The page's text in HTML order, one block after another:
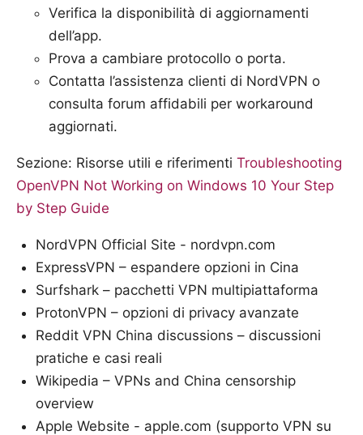
Verifica la disponibilità di aggiornamenti
dell’app.
Prova a cambiare protocollo o porta.
Contatta l’assistenza clienti di NordVPN o
consulta forum affidabili per workaround
aggiornati.
Sezione: Risorse utili e riferimenti Troubleshooting
OpenVPN Not Working on Windows 10 Your Step
by Step Guide
NordVPN Official Site - nordvpn.com
ExpressVPN – espandere opzioni in Cina
Surfshark – pacchetti VPN multipiattaforma
ProtonVPN – opzioni di privacy avanzate
Reddit VPN China discussions – discussioni
pratiche e casi reali
Wikipedia – VPNs and China censorship
overview
Apple Website - apple.com (supporto VPN su